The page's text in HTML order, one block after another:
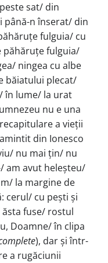
sat/ din
până-n înserat/ din
fulguia/ cu
păhăruțe fulguia/
ningea cu albe
băiatului plecat/
în lume/ la urat
nu e una
a vieții
din Ionesco
nu mai țin/ nu
am avut heleșteu/
la margine de
cerul/ cu pești și
fuse/ rostul
Doamne/ în clipa
), dar și într-
a rugăciunii